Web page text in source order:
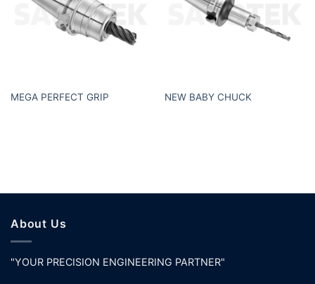
MEGA PERFECT GRIP NEW BABY CHUCK
About Us
"YOUR PRECISION ENGINEERING PARTNER"